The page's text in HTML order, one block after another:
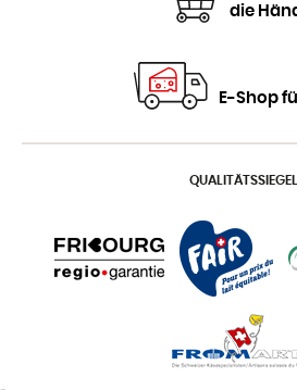
die
E-Shop
QUALITÄTSSIEGEL